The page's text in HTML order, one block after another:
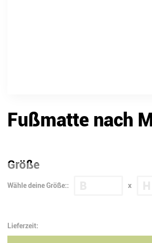
Fußmatte nach
Größe
Wähle deine Größe:: x
Lieferzeit: